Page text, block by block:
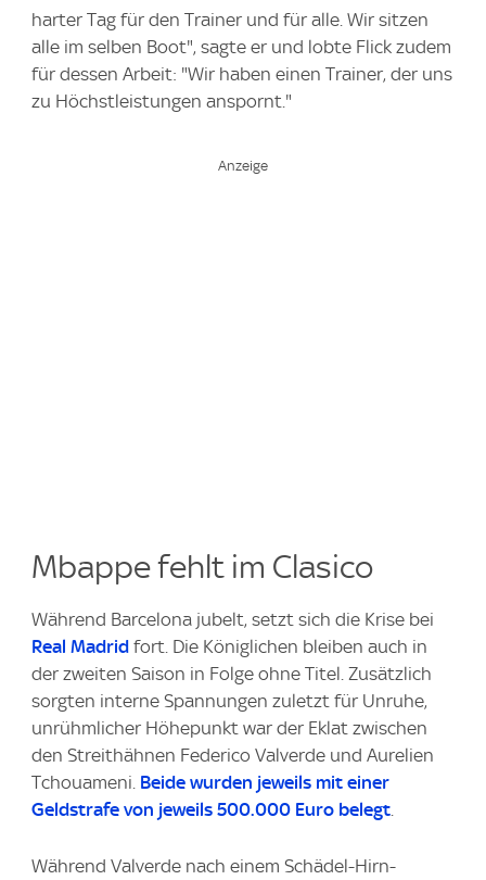
harter Tag für den Trainer und für alle. Wir sitzen
alle im selben Boot", sagte er und lobte Flick zudem
für dessen Arbeit: "Wir haben einen Trainer, der uns
zu Höchstleistungen anspornt."
Mbappe fehlt im Clasico
Während Barcelona jubelt, setzt sich die Krise bei
Real Madrid fort. Die Königlichen bleiben auch in
der zweiten Saison in Folge ohne Titel. Zusätzlich
sorgten interne Spannungen zuletzt für Unruhe,
unrühmlicher Höhepunkt war der Eklat zwischen
den Streithähnen Federico Valverde und Aurelien
Tchouameni. Beide wurden jeweils mit einer
Geldstrafe von jeweils 500.000 Euro belegt
Während Valverde nach einem Schädel-Hirn-